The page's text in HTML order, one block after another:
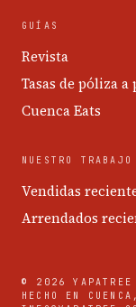
GUÍAS
Revista
Tasas de póliza a
Cuenca Eats
NUESTRO TRABAJO
Vendidas
Arrendados
© 2026 YAPATREE
HECHO EN